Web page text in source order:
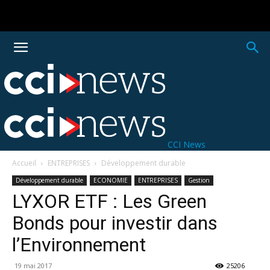
CCI News
Accueil ENTREPRISES Développement durable
Développement durable ECONOMIE ENTREPRISES Gestion
LYXOR ETF : Les Green
Bonds pour investir dans
l’Environnement
19 mai 2017 25206